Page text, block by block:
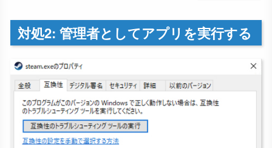
対処2: 管理者としてアプリを実行する